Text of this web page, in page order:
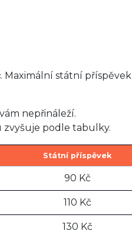
. Maximální státní
nepřináleží.
zvyšuje podle tabulky.
Státní příspěvek
90 Kč
110 Kč
130 Kč